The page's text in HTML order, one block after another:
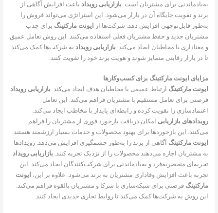
به‌یادماندنی برای مشتریان است. بازاریابی رویدادباعث افزایش آگاهی از
برند و تقویت جایگاه آن در بازار می‌شود. این استراتژی می‌تواند فروش را
به‌طور قابل‌توجهی افزایش دهد. شرکت‌ها از
ایونت مارکتینگ برای جذب
مشتریان جدید و حفظ مشتریان فعلی استفاده می‌کنند. این روش تعامل عمیق
و معناداری با مخاطبان ایجاد می‌کند. بازاریابی رویدادبه شرکت‌ها کمک می‌کند
تا در بازار رقابتی متمایز شوند و هویت برند خود را تقویت کنند.
مزایای ایونت مارکتینگ برای کسب‌وکارها
ایونت مارکتینگ ارتباط عمیقی با مخاطبان هدف ایجاد می‌کند. بازاریابی رویداد
فرصتی برای تعامل مستقیم با مشتریان فراهم می‌کند. این تعامل
اعتمادسازی را تقویت کرده و رابطه‌ای پایدار با مخاطب ایجاد می‌کند.
رویدادهای بازاریابی امکان دریافت بازخورد فوری از مشتریان را فراهم
می‌کنند. این بازخوردها برای بهبود محصولات و خدمات بسیار ارزشمند هستند.
ایونت مارکتینگ آگاهی از برند را به‌طور چشمگیری افزایش می‌دهد. رویدادها
به مشتریان اجازه می‌دهند محصولات را از نزدیک تجربه کنند. بازاریابی رویداد
تجربه‌ای منحصربه‌فرد و به‌یادماندنی برای شرکت‌کنندگان ایجاد می‌کند. این
تجربه باعث افزایش وفاداری مشتریان به برند می‌شود. علاوه بر این،
ایونت
مارکتینگ فرصتی برای شبکه‌سازی با شرکا و مشتریان بالقوه فراهم می‌کند.
این روش به شرکت‌ها کمک می‌کند تا روابط تجاری جدیدی ایجاد کنند.